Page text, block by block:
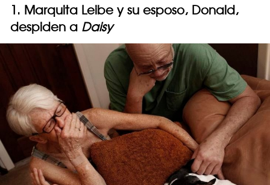
1. Marquita Leibe y su esposo, Donald,
despiden a Daisy